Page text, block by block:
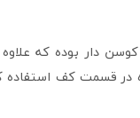
کوسن دار بوده که
قسمت کف